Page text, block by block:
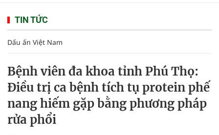
TIN TỨC
Dấu ấn Việt Nam
Bệnh viên đa khoa tỉnh Phú Thọ:
Điều trị ca bệnh tích tụ protein phế
nang hiếm gặp bằng phương pháp
rửa phổi